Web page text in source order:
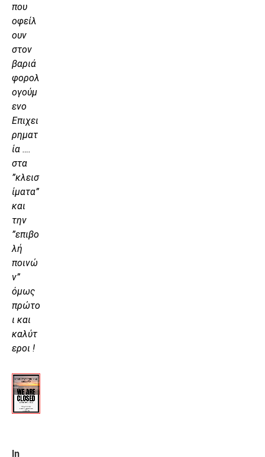
που
οφείλ
ουν
στον
βαριά
φορολ
ογούμ
ενο
Επιχει
ρηματ
ία ….
στα
”κλεισ
ίματα”
και
την
”επιβο
λή
ποινώ
ν”
όμως
πρώτο
ι και
καλύτ
εροι !
In